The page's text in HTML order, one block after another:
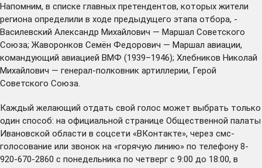
Напомним, в списке главных претендентов, которых жители
региона определили в ходе предыдущего этапа отбора, -
Василевский Александр Михайлович — Маршал Советского
Союза; Жаворонков Семён Федорович — Маршал авиации,
командующий авиацией ВМФ (1939–1946); Хлебников Николай
Михайлович — генерал-полковник артиллерии, Герой
Советского Союза.
Каждый желающий отдать свой голос может выбрать только
один способ: на официальной странице Общественной палаты
Ивановской области в соцсети «ВКонтакте», через смс-
голосование или звонок на «горячую линию» по телефону 8-
920-670-2860 с понедельника по четверг с 9:00 до 18:00, в